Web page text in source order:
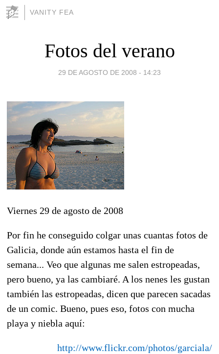
VANITY FEA
Fotos del verano
29 DE AGOSTO DE 2008 - 14:23
Viernes 29 de agosto de 2008
Por fin he conseguido colgar unas cuantas fotos de
Galicia, donde aún estamos hasta el fin de
semana... Veo que algunas me salen estropeadas,
pero bueno, ya las cambiaré. A los nenes les gustan
también las estropeadas, dicen que parecen sacadas
de un comic. Bueno, pues eso, fotos con mucha
playa y niebla aquí:
http://www.flickr.com/photos/garciala/